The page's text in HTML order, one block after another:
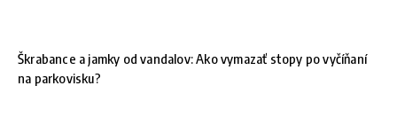
Škrabance a jamky od vandalov: Ako vymazať stopy po vyčíňaní
na parkovisku?